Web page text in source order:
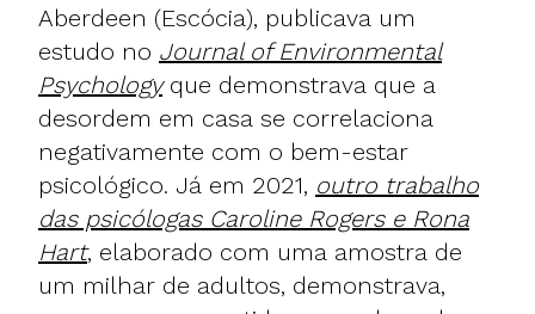
Aberdeen (Escócia), publicava um
estudo no Journal of Environmental
Psychologyque demonstrava que a
desordem em casa se correlaciona
negativamente com o bem-estar
psicológico. Já em 2021, outro trabalho
das psicólogas Caroline Rogers e Rona
Hart, elaborado com uma amostra de
um milhar de adultos, demonstrava,